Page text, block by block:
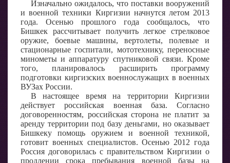
Изначально ожидалось, что поставки вооружений
и военной техники Киргизии начнутся летом 2013
года. Осенью прошлого года сообщалось, что
Бишкек рассчитывает получить легкое стрелковое
оружие, боевые машины, вертолеты, полевые и
стационарные госпитали, мототехнику, переносные
минометы и аппаратуру спутниковой связи. Кроме
того, планировалось расширить программу
подготовки киргизских военнослужащих в военных
ВУЗах России.
В настоящее время на территории Киргизии
действует российская военная база. Согласно
договоренностям, российская сторона не платит за
аренду территории под базу деньгами, но оказывает
Бишкеку помощь оружием и военной техникой,
готовит военных специалистов. Осенью 2012 года
Россия договорилась с правительством Киргизии о
продлении срока пребывания военной базы на